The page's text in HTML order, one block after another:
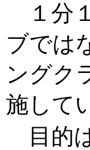
１分
ブでは
ングク
施して
目的